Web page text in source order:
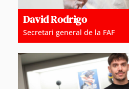
David Rodrigo
Secretari general de la FAF